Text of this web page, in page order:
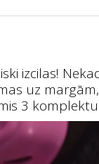
izcilas!
uz
3